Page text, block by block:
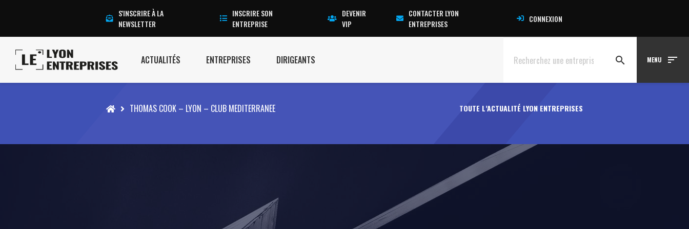
S'INSCRIRE À LA
NEWSLETTER
INSCRIRE SON
ENTREPRISE
DEVENIR
VIP
CONTACTER LYON
ENTREPRISES
CONNEXION
ACTUALITÉS ENTREPRISES DIRIGEANTS search MENU sort
Accueil THOMAS COOK – LYON – CLUB MEDITERRANEE TOUTE L’ACTUALITÉ LYON ENTREPRISES